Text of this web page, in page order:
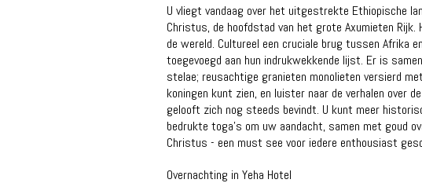
U vliegt vandaag over het uitgestrekte Ethiopische
Christus, de hoofdstad van het grote Axumieten
de wereld. Cultureel een cruciale brug tussen Afrika
toegevoegd aan hun indrukwekkende lijst. Er is
stelae; reusachtige granieten monolieten versierd
koningen kunt zien, en luister naar de verhalen over
gelooft zich nog steeds bevindt. U kunt meer
bedrukte toga's om uw aandacht, samen met goud
Christus - een must see voor iedere enthousiast
Overnachting in Yeha Hotel